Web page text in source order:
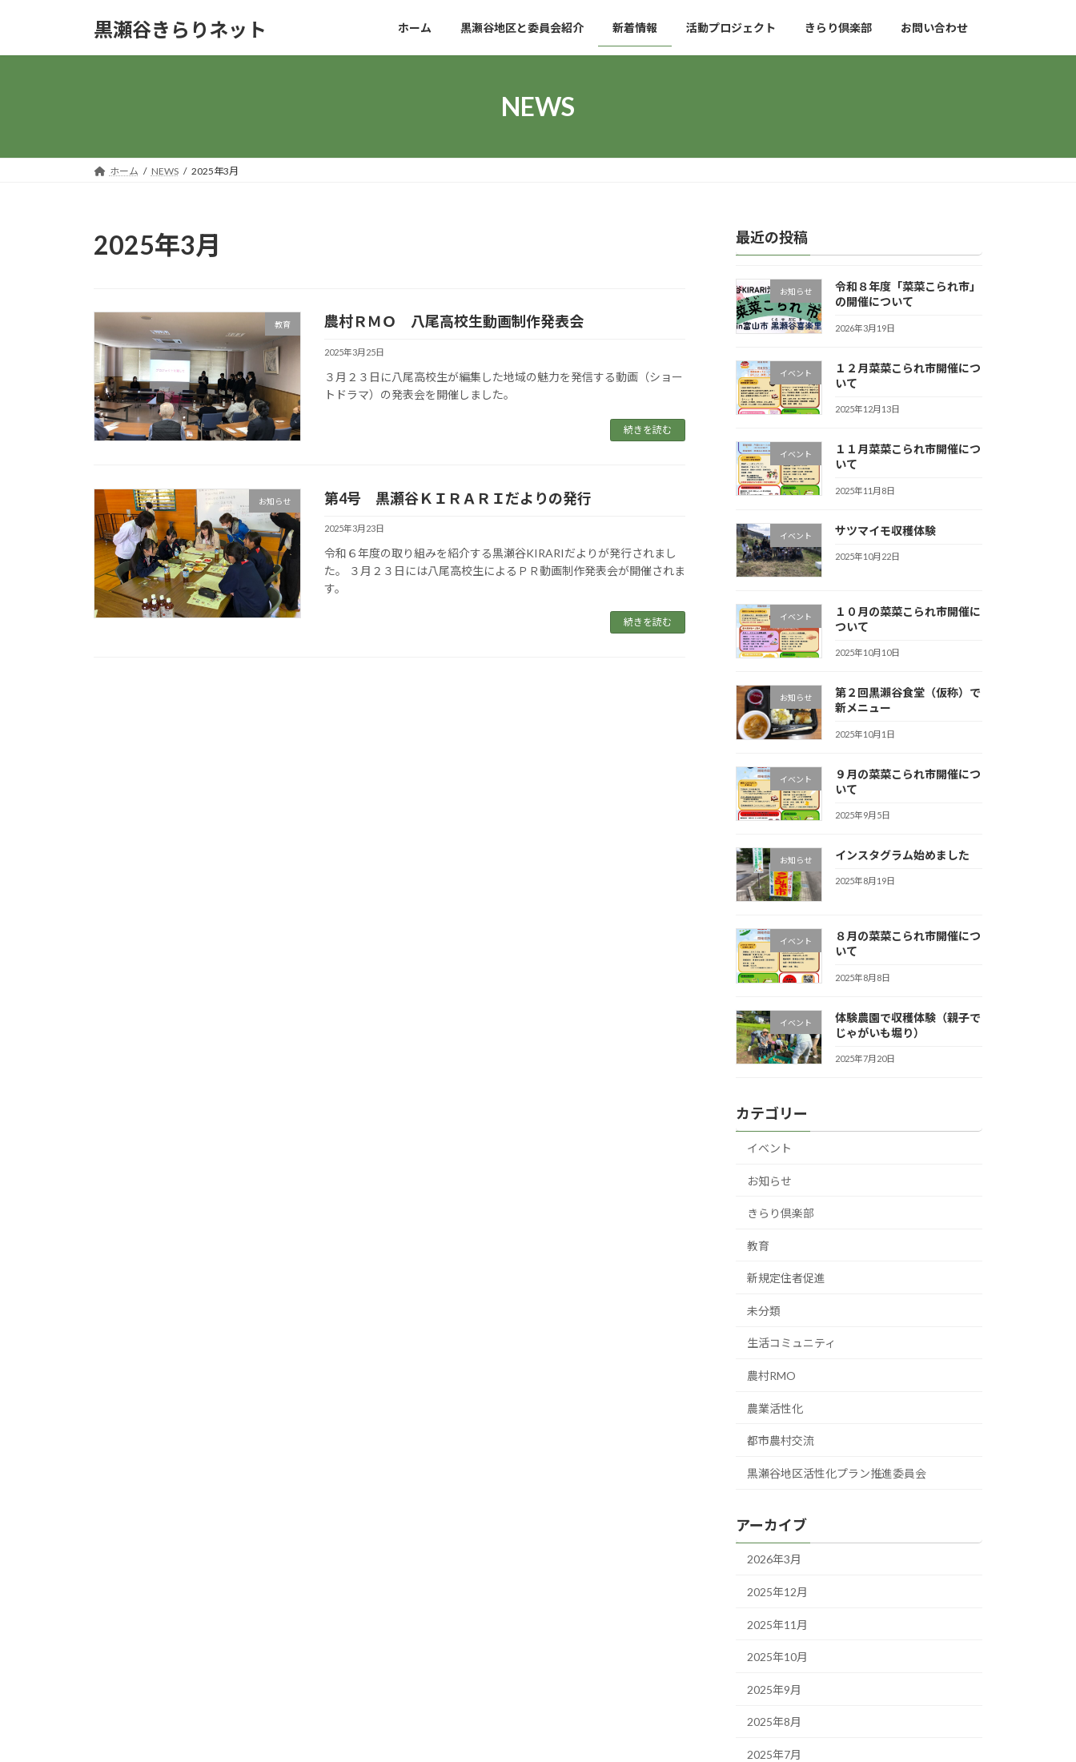
ッ
移
黒瀬谷きらりネット ホーム 黒瀬谷地区と委員会紹介 新着情報 活動プロジェクト きらり倶楽部 お問い合わせ
NEWS
ホーム NEWS 2025年3月
2025年3月
教育 農村ＲＭＯ 八尾高校生動画制作発表会
2025年3月25日
３月２３日に八尾高校生が編集した地域の魅力を発信する動画（ショー
トドラマ）の発表会を開催しました。
続きを読む
お知らせ 第4号 黒瀬谷ＫＩＲＡＲＩだよりの発行
2025年3月23日
令和６年度の取り組みを紹介する黒瀬谷KIRARIだよりが発行されまし
た。 ３月２３日には八尾高校生によるＰＲ動画制作発表会が開催されま
す。
続きを読む
最近の投稿
お知らせ
令和８年度「菜菜こられ市」
の開催について
2026年3月19日
イベント
１２月菜菜こられ市開催につ
いて
2025年12月13日
イベント
１１月菜菜こられ市開催につ
いて
2025年11月8日
イベント サツマイモ収穫体験
2025年10月22日
イベント
１０月の菜菜こられ市開催に
ついて
2025年10月10日
お知らせ
第２回黒瀨谷食堂（仮称）で
新メニュー
2025年10月1日
イベント
９月の菜菜こられ市開催につ
いて
2025年9月5日
お知らせ インスタグラム始めました
2025年8月19日
イベント
８月の菜菜こられ市開催につ
いて
2025年8月8日
イベント
体験農園で収穫体験（親子で
じゃがいも堀り）
2025年7月20日
カテゴリー
イベント
お知らせ
きらり倶楽部
教育
新規定住者促進
未分類
生活コミュニティ
農村RMO
農業活性化
都市農村交流
黒瀬谷地区活性化プラン推進委員会
アーカイブ
2026年3月
2025年12月
2025年11月
2025年10月
2025年9月
2025年8月
2025年7月